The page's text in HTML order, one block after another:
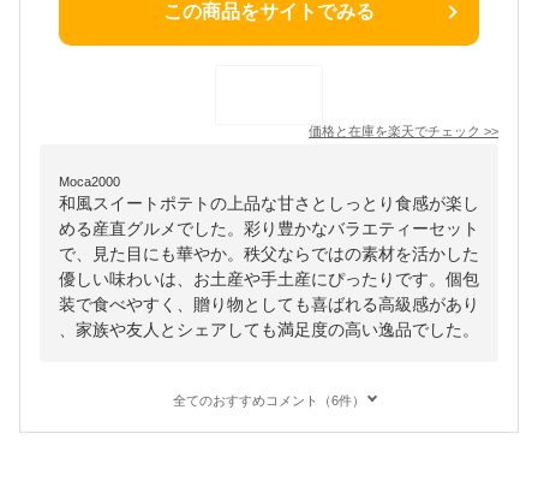
この商品をサイトでみる
価格と在庫を楽天でチェック >>
Moca2000
和風スイートポテトの上品な甘さとしっとり食感が楽し
める産直グルメでした。彩り豊かなバラエティーセット
で、見た目にも華やか。秩父ならではの素材を活かした
優しい味わいは、お土産や手土産にぴったりです。個包
装で食べやすく、贈り物としても喜ばれる高級感があり
、家族や友人とシェアしても満足度の高い逸品でした。
全てのおすすめコメント（6件）